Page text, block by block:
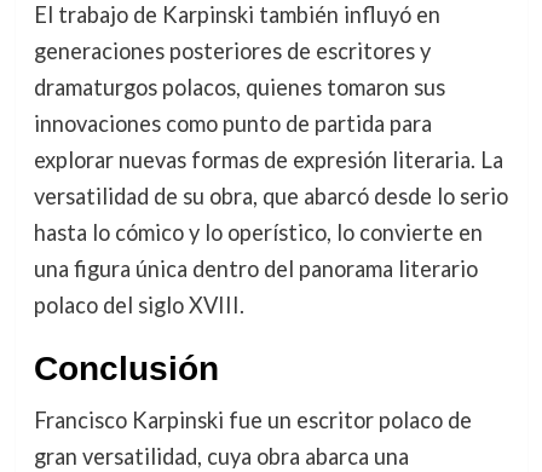
El trabajo de Karpinski también influyó en
generaciones posteriores de escritores y
dramaturgos polacos, quienes tomaron sus
innovaciones como punto de partida para
explorar nuevas formas de expresión literaria. La
versatilidad de su obra, que abarcó desde lo serio
hasta lo cómico y lo operístico, lo convierte en
una figura única dentro del panorama literario
polaco del siglo XVIII.
Conclusión
Francisco Karpinski fue un escritor polaco de
gran versatilidad, cuya obra abarca una